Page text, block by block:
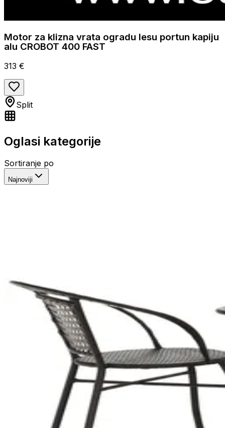
Motor za klizna vrata ogradu lesu portun kapiju
alu CROBOT 400 FAST
313 €
Split
Oglasi kategorije
Sortiranje po
Najnoviji